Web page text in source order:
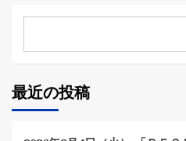
最近の投稿